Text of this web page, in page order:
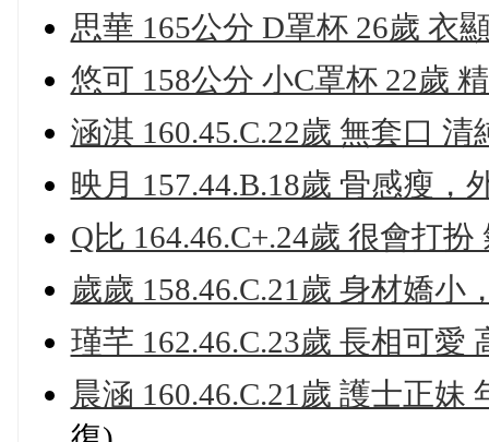
思華 165公分 D罩杯 26歲 衣
悠可 158公分 小C罩杯 22歲
涵淇 160.45.C.22歲 無套口
映月 157.44.B.18歲 骨感瘦，
Q比 164.46.C+.24歲 很會打
歲歲 158.46.C.21歲 身材嬌小
瑾芊 162.46.C.23歲 長相可愛
晨涵 160.46.C.21歲 護士正妹